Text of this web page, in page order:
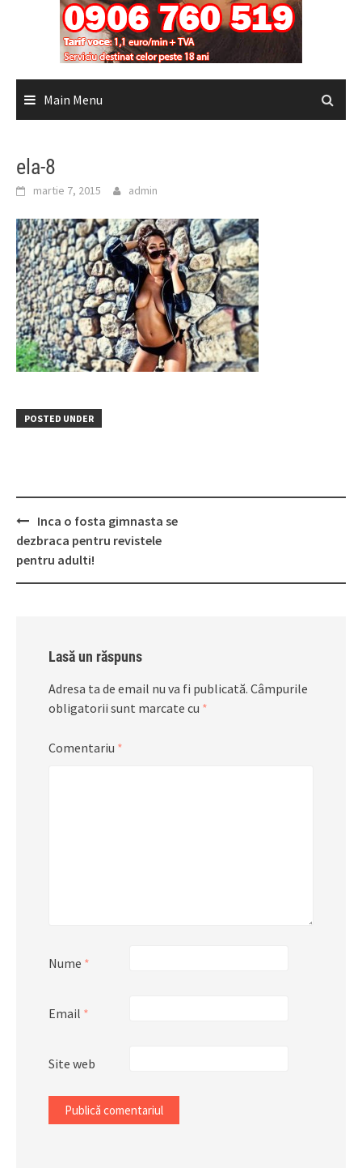
Main Menu
ela-8
martie 7, 2015 admin
POSTED UNDER
Post
navigation
Inca o fosta gimnasta se
dezbraca pentru revistele
pentru adulti!
Lasă un răspuns
Adresa ta de email nu va fi publicată. Câmpurile
obligatorii sunt marcate cu *
Comentariu *
Nume *
Email *
Site web